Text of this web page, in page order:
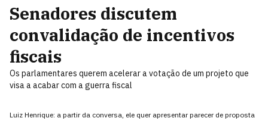
Senadores discutem
convalidação de incentivos
fiscais
Os parlamentares querem acelerar a votação de um projeto que
visa a acabar com a guerra fiscal
Luiz Henrique: a partir da conversa, ele quer apresentar parecer de proposta